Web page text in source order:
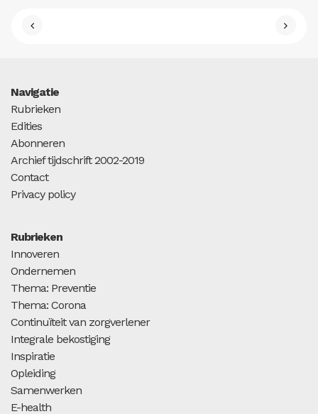
Navigatie
Rubrieken
Edities
Abonneren
Archief tijdschrift 2002-2019
Contact
Privacy policy
Rubrieken
Innoveren
Ondernemen
Thema: Preventie
Thema: Corona
Continuïteit van zorgverlener
Integrale bekostiging
Inspiratie
Opleiding
Samenwerken
E-health